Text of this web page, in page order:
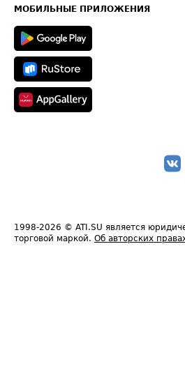
Техническая информация
МОБИЛЬНЫЕ ПРИЛОЖЕНИЯ
1998-2026 © ATI.SU является
торговой маркой. Об авторских